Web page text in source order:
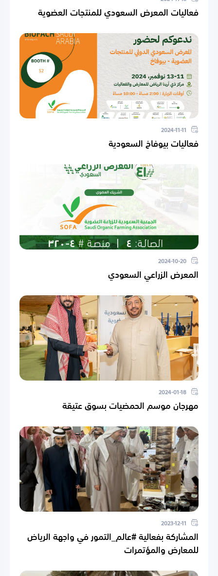
فعاليات المعرض السعودي للمنتجات العضوية
2024-11-11
فعاليات بيوفاخ السعودية
2024-10-20
المعرض الزراعي السعودي
2024-01-18
مهرجان موسم الحمضيات بسوق عتيقة
2023-12-11
المشاركة بفعالية #عالم_التمور في واجهة الرياض
للمعارض والمؤتمرات